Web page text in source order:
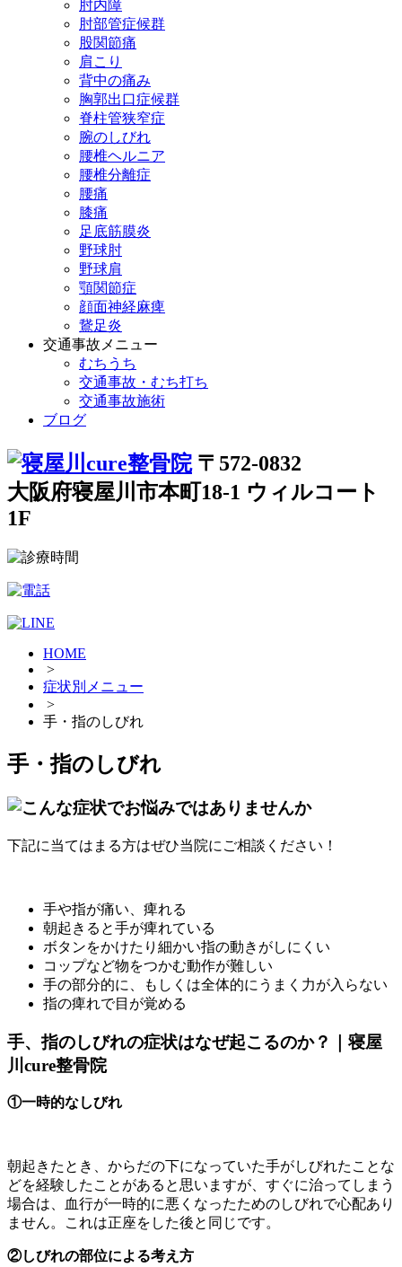
肘内障
肘部管症候群
股関節痛
肩こり
背中の痛み
胸郭出口症候群
脊柱管狭窄症
腕のしびれ
腰椎ヘルニア
腰椎分離症
腰痛
膝痛
足底筋膜炎
野球肘
野球肩
顎関節症
顔面神経麻痺
鵞足炎
交通事故メニュー
むちうち
交通事故・むち打ち
交通事故施術
ブログ
〒572-0832
大阪府寝屋川市本町18-1 ウィルコート
1F
HOME
>
症状別メニュー
>
手・指のしびれ
手・指のしびれ
下記に当てはまる方はぜひ当院にご相談ください！
手や指が痛い、痺れる
朝起きると手が痺れている
ボタンをかけたり細かい指の動きがしにくい
コップなど物をつかむ動作が難しい
手の部分的に、もしくは全体的にうまく力が入らない
指の痺れで目が覚める
手、指のしびれの症状はなぜ起こるのか？｜寝屋
川cure整骨院
①一時的なしびれ
朝起きたとき、からだの下になっていた手がしびれたことな
どを経験したことがあると思いますが、すぐに治ってしまう
場合は、血行が一時的に悪くなったためのしびれで心配あり
ません。これは正座をした後と同じです。
②しびれの部位による考え方